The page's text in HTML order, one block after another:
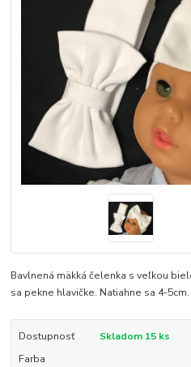
Bavlnená mäkká čelenka s veľkou
sa pekne hlavičke. Natiahne sa 4-
Dostupnosť
Skladom 15 ks
Farba